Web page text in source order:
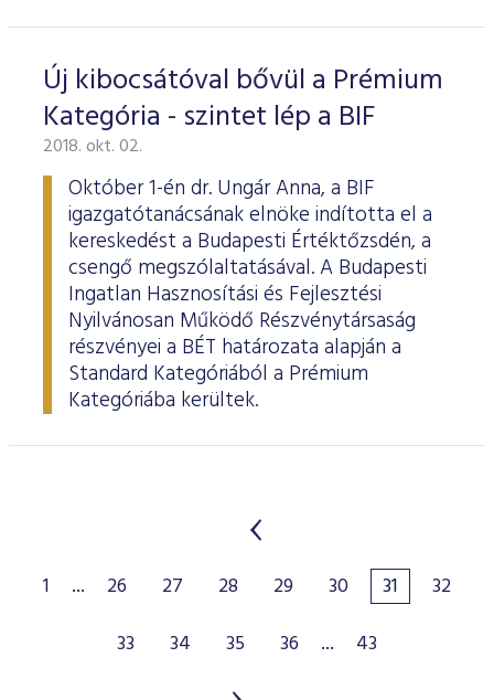
Új kibocsátóval bővül a Prémium
Kategória - szintet lép a BIF
2018. okt. 02.
Október 1-én dr. Ungár Anna, a BIF
igazgatótanácsának elnöke indította el a
kereskedést a Budapesti Értéktőzsdén, a
csengő megszólaltatásával. A Budapesti
Ingatlan Hasznosítási és Fejlesztési
Nyilvánosan Működő Részvénytársaság
részvényei a BÉT határozata alapján a
Standard Kategóriából a Prémium
Kategóriába kerültek.
1 ... 26 27 28 29 30 31
32
33
34 35 36 ... 43